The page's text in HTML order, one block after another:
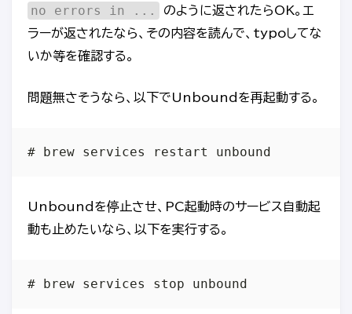
no errors in ...
のように返されたらOK。エ
ラーが返されたなら、その内容を読んで、typoしてな
いか等を確認する。
問題無さそうなら、以下でUnboundを再起動する。
Unboundを停止させ、PC起動時のサービス自動起
動も止めたいなら、以下を実行する。